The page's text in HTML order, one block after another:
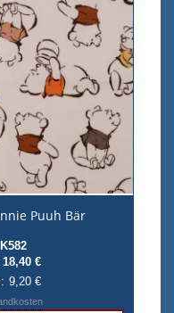
Puuh Bär
K582
18,40 €
9,20 €